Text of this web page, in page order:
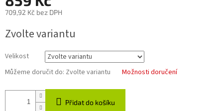
709,92 Kč bez DPH
cena:
Zvolte variantu
Velikost
Můžeme doručit do: Zvolte variantu Možnosti doručení
Přidat do košíku